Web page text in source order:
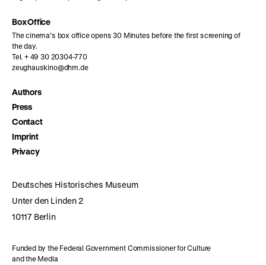
Box Office
The cinema’s box office opens 30 Minutes before the first screening of
the day.
Tel. + 49 30 20304-770
zeughauskino@dhm.de
Authors
Press
Contact
Imprint
Privacy
Deutsches Historisches Museum
Unter den Linden 2
10117 Berlin
Funded by the Federal Government Commissioner for Culture
and the Media